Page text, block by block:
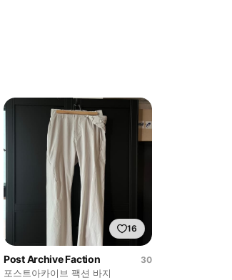
16
Post Archive Faction
30
포스트아카이브 팩션 바지